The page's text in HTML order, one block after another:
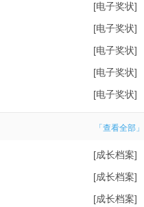
[电子奖状]
[电子奖状]
[电子奖状]
[电子奖状]
[电子奖状]
「查看全部」
[成长档案]
[成长档案]
[成长档案]